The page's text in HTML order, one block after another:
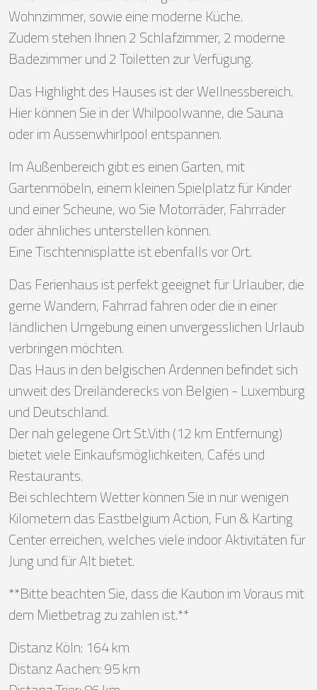
Wohnzimmer, sowie eine moderne Küche.
Zudem stehen Ihnen 2 Schlafzimmer, 2 moderne
Badezimmer und 2 Toiletten zur Verfügung.
Das Highlight des Hauses ist der Wellnessbereich.
Hier können Sie in der Whilpoolwanne, die Sauna
oder im Aussenwhirlpool entspannen.
Im Außenbereich gibt es einen Garten, mit
Gartenmöbeln, einem kleinen Spielplatz für Kinder
und einer Scheune, wo Sie Motorräder, Fahrräder
oder ähnliches unterstellen können.
Eine Tischtennisplatte ist ebenfalls vor Ort.
Das Ferienhaus ist perfekt geeignet für Urlauber, die
gerne Wandern, Fahrrad fahren oder die in einer
ländlichen Umgebung einen unvergesslichen Urlaub
verbringen möchten.
Das Haus in den belgischen Ardennen befindet sich
unweit des Dreiländerecks von Belgien - Luxemburg
und Deutschland.
Der nah gelegene Ort St.Vith (12 km Entfernung)
bietet viele Einkaufsmöglichkeiten, Cafés und
Restaurants.
Bei schlechtem Wetter können Sie in nur wenigen
Kilometern das Eastbelgium Action, Fun & Karting
Center erreichen, welches viele indoor Aktivitäten für
Jung und für Alt bietet.
**Bitte beachten Sie, dass die Kaution im Voraus mit
dem Mietbetrag zu zahlen ist.**
Distanz Köln: 164 km
Distanz Aachen: 95 km